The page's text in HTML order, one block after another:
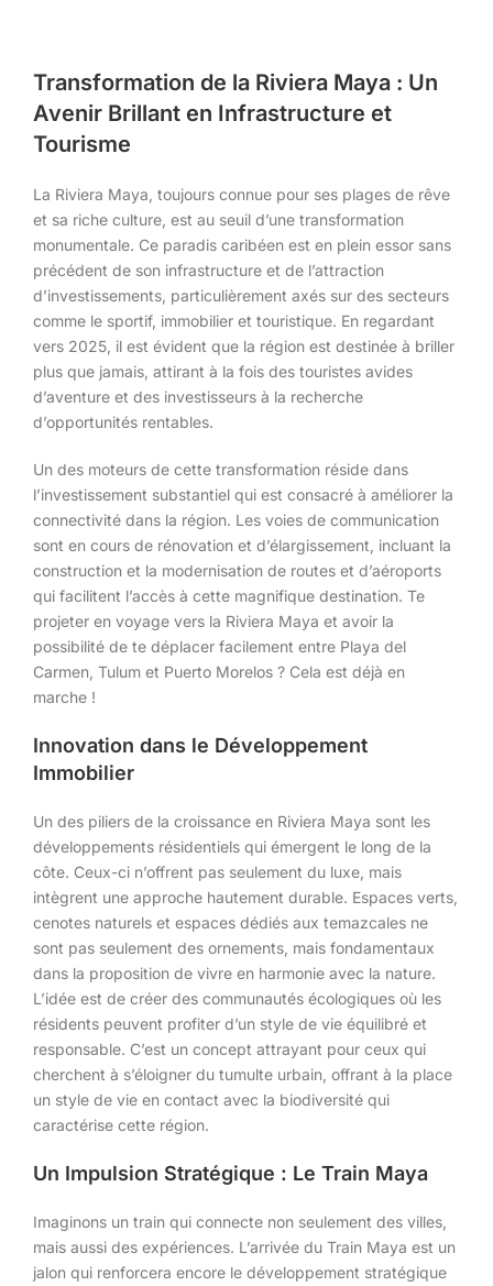
Transformation de la Riviera Maya : Un
Avenir Brillant en Infrastructure et
Tourisme
La Riviera Maya, toujours connue pour ses plages de rêve
et sa riche culture, est au seuil d’une transformation
monumentale. Ce paradis caribéen est en plein essor sans
précédent de son infrastructure et de l’attraction
d’investissements, particulièrement axés sur des secteurs
comme le sportif, immobilier et touristique. En regardant
vers 2025, il est évident que la région est destinée à briller
plus que jamais, attirant à la fois des touristes avides
d’aventure et des investisseurs à la recherche
d’opportunités rentables.
Un des moteurs de cette transformation réside dans
l’investissement substantiel qui est consacré à améliorer la
connectivité dans la région. Les voies de communication
sont en cours de rénovation et d’élargissement, incluant la
construction et la modernisation de routes et d’aéroports
qui facilitent l’accès à cette magnifique destination. Te
projeter en voyage vers la Riviera Maya et avoir la
possibilité de te déplacer facilement entre Playa del
Carmen, Tulum et Puerto Morelos ? Cela est déjà en
marche !
Innovation dans le Développement
Immobilier
Un des piliers de la croissance en Riviera Maya sont les
développements résidentiels qui émergent le long de la
côte. Ceux-ci n’offrent pas seulement du luxe, mais
intègrent une approche hautement durable. Espaces verts,
cenotes naturels et espaces dédiés aux temazcales ne
sont pas seulement des ornements, mais fondamentaux
dans la proposition de vivre en harmonie avec la nature.
L’idée est de créer des communautés écologiques où les
résidents peuvent profiter d’un style de vie équilibré et
responsable. C’est un concept attrayant pour ceux qui
cherchent à s’éloigner du tumulte urbain, offrant à la place
un style de vie en contact avec la biodiversité qui
caractérise cette région.
Un Impulsion Stratégique : Le Train Maya
Imaginons un train qui connecte non seulement des villes,
mais aussi des expériences. L’arrivée du Train Maya est un
jalon qui renforcera encore le développement stratégique